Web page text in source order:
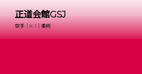
正道会館GSJ
空手｜K-1｜柔術